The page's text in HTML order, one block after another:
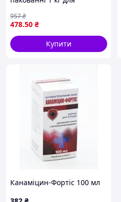
очищення поверхонь
478.50 ₴
957₴
Купити
Канаміцин-Фортіс 100 мл